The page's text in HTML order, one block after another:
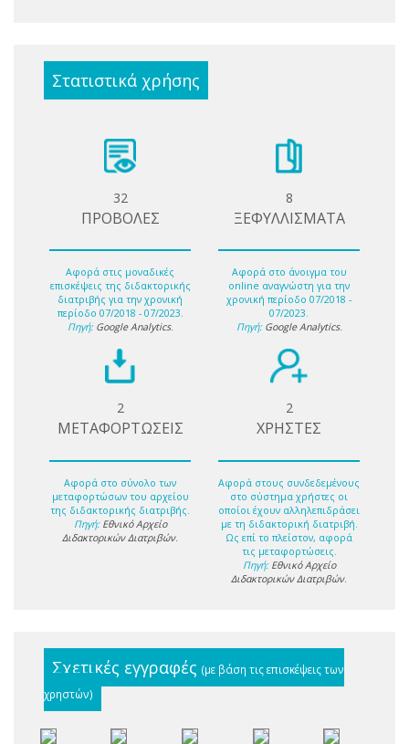
Στατιστικά χρήσης
32
ΠΡΟΒΟΛΕΣ
Αφορά στις μοναδικές
επισκέψεις της διδακτορικής
διατριβής για την χρονική
περίοδο 07/2018 - 07/2023.
Πηγή: Google Analytics.
8
ΞΕΦΥΛΛΙΣΜΑΤΑ
Αφορά στο άνοιγμα του
online αναγνώστη για την
χρονική περίοδο 07/2018 -
07/2023.
Πηγή: Google Analytics.
2
ΜΕΤΑΦΟΡΤΩΣΕΙΣ
Αφορά στο σύνολο των
μεταφορτώσων του αρχείου
της διδακτορικής διατριβής.
Πηγή: Εθνικό Αρχείο
Διδακτορικών Διατριβών.
2
ΧΡΗΣΤΕΣ
Αφορά στους συνδεδεμένους
στο σύστημα χρήστες οι
οποίοι έχουν αλληλεπιδράσει
με τη διδακτορική διατριβή.
Ως επί το πλείστον, αφορά
τις μεταφορτώσεις.
Πηγή: Εθνικό Αρχείο
Διδακτορικών Διατριβών.
Σχετικές εγγραφές (με βάση τις επισκέψεις των
χρηστών)